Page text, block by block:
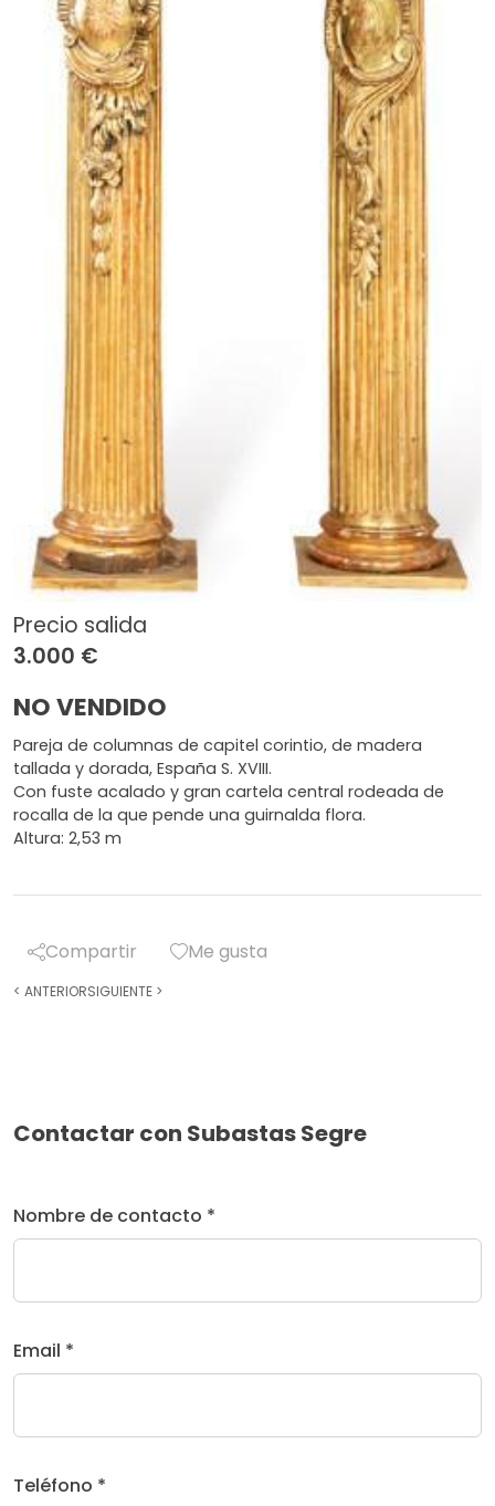
Precio salida
3.000 €
NO VENDIDO
Pareja de columnas de capitel corintio, de madera
tallada y dorada, España S. XVIII.
Con fuste acalado y gran cartela central rodeada de
rocalla de la que pende una guirnalda flora.
Altura: 2,53 m
Compartir Me gusta
< ANTERIORSIGUIENTE >
Contactar con Subastas Segre
Nombre de contacto *
Email *
Teléfono *